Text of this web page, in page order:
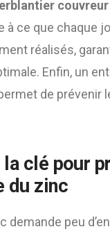
couvreur
à ce que chaque
réalisés,
Enfin, un
de prévenir
la clé pour
du zinc
demande peu